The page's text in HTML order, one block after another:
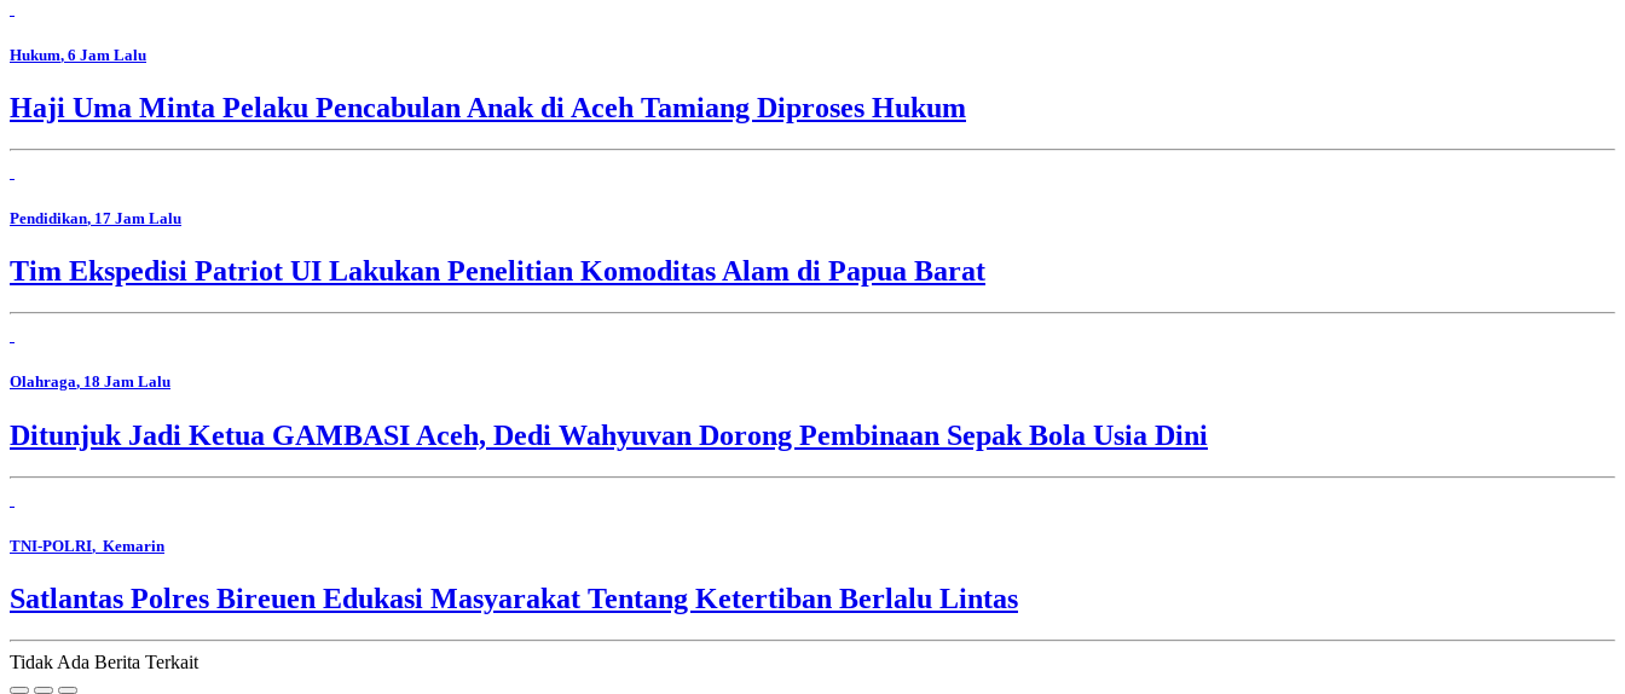
Hukum, 6 Jam Lalu
Haji Uma Minta Pelaku Pencabulan Anak di Aceh Tamiang Diproses Hukum
Pendidikan, 17 Jam Lalu
Tim Ekspedisi Patriot UI Lakukan Penelitian Komoditas Alam di Papua Barat
Olahraga, 18 Jam Lalu
Ditunjuk Jadi Ketua GAMBASI Aceh, Dedi Wahyuvan Dorong Pembinaan Sepak Bola Usia Dini
TNI-POLRI, Kemarin
Satlantas Polres Bireuen Edukasi Masyarakat Tentang Ketertiban Berlalu Lintas
Tidak Ada Berita Terkait